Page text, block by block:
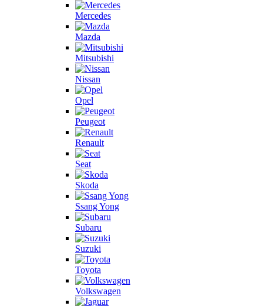
Mercedes
Mazda
Mitsubishi
Nissan
Opel
Peugeot
Renault
Seat
Skoda
Ssang Yong
Subaru
Suzuki
Toyota
Volkswagen